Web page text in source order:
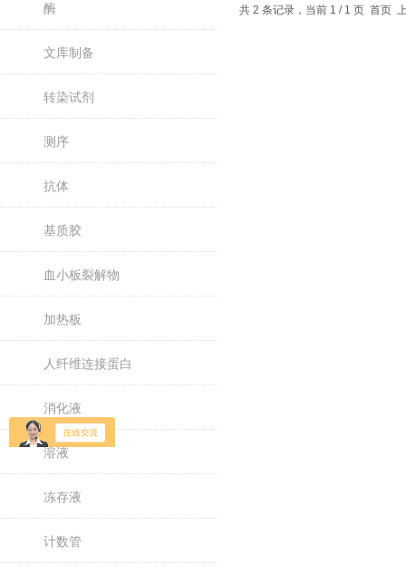
酶
文库制备
转染试剂
测序
抗体
基质胶
血小板裂解物
加热板
人纤维连接蛋白
消化液
溶液
冻存液
计数管
共 2 条记录，当前 1 / 1 页 首页